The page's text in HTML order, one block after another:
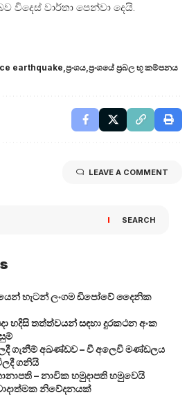
විදෙස් වාර්තා පෙන්වා දෙයි.
earthquake ප්‍රංශය ප්‍රංශයේ ප්‍රබල භූ කම්පනය
LEAVE A COMMENT
SEARCH
හැටන් ලංගම ඩිපෝවේ දෛනික
හදිසි තත්ත්වයන් සඳහා දුරකථන අංක
ගැනීම් අඛණ්ඩව – වී අලෙවි මණ්ඩලය
ගනියි
– නාවික හමුදාපති හමුවෙයි
නිවේදනයක්